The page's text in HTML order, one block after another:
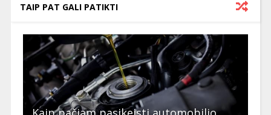
TAIP PAT GALI PATIKTI